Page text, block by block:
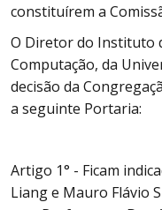
constituírem a
O Diretor do Instituto
Computação, da
decisão da
a seguinte Portaria:
Artigo 1° - Ficam
Liang e Mauro Flávio